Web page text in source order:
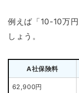
例えば「10-10万
しょう。
A社保険料
62,900円